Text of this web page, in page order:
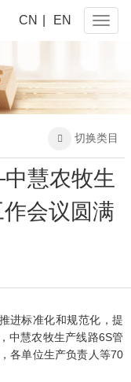
CN EN
 切换类目
慧农牧生
会议圆满
进标准化和规范化，提
中慧农牧生产线路6S管
各单位生产负责人等70